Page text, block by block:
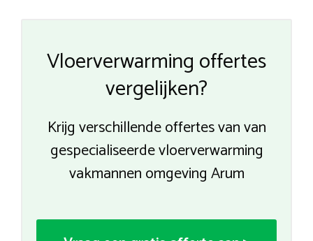
Vloerverwarming offertes
vergelijken?
Krijg verschillende offertes van van
gespecialiseerde vloerverwarming
vakmannen omgeving Arum